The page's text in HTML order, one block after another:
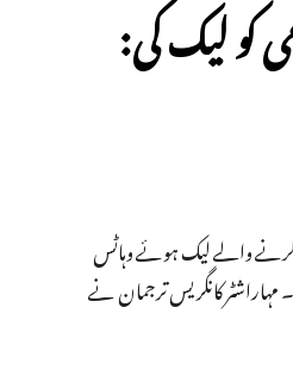
کو لیک کی:
کرنے والے لیک ہوئے وہاٹس
مہاراشٹر کانگریس ترجمان نے